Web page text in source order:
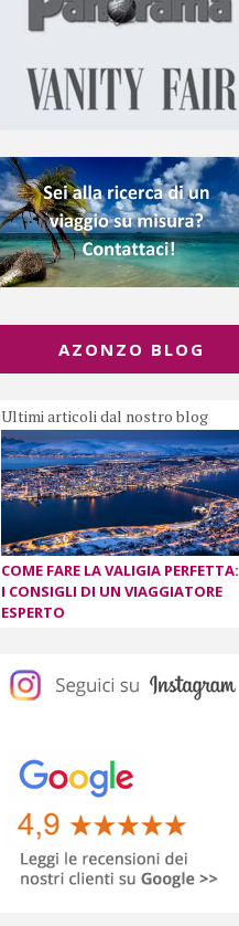
AZONZO BLOG
Ultimi articoli dal nostro blog
COME FARE LA VALIGIA PERFETTA:
I CONSIGLI DI UN VIAGGIATORE
ESPERTO